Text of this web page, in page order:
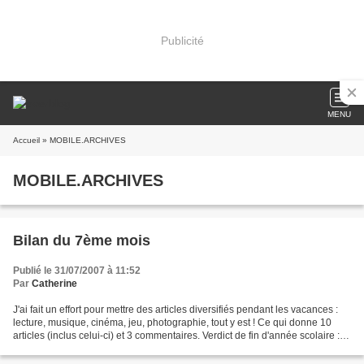
Publicité
MENU
Accueil » MOBILE.ARCHIVES
MOBILE.ARCHIVES
Bilan du 7ème mois
Publié le 31/07/2007 à 11:52
Par Catherine
J'ai fait un effort pour mettre des articles diversifiés pendant les vacances :
lecture, musique, cinéma, jeu, photographie, tout y est ! Ce qui donne 10
articles (inclus celui-ci) et 3 commentaires. Verdict de fin d'année scolaire :